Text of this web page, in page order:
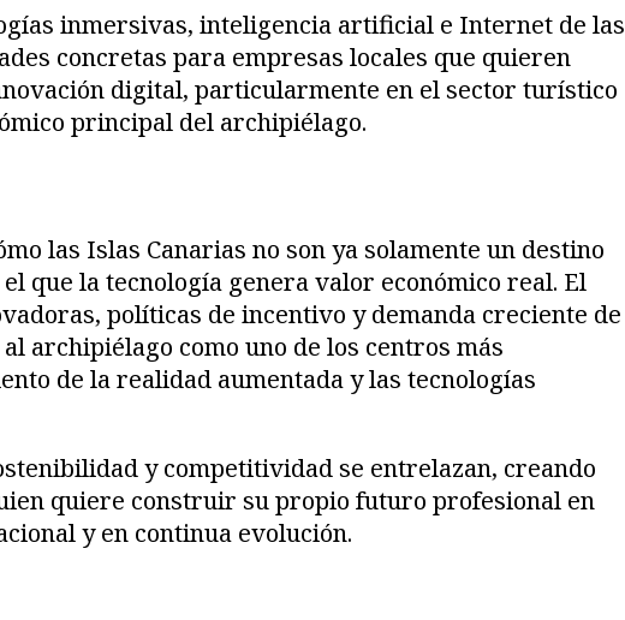
inmersivas, inteligencia artificial e Internet de las
concretas para empresas locales que quieren
digital, particularmente en el sector turístico
principal del archipiélago.
las Islas Canarias no son ya solamente un destino
que la tecnología genera valor económico real. El
políticas de incentivo y demanda creciente de
archipiélago como uno de los centros más
de la realidad aumentada y las tecnologías
y competitividad se entrelazan, creando
quiere construir su propio futuro profesional en
y en continua evolución.